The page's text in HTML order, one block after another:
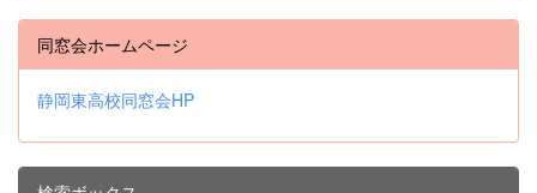
同窓会ホームページ
静岡東高校同窓会HP